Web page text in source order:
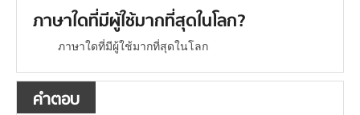
ภาษาใดที่มีผู้ใช้มากที่สุดในโลก?
ภาษาใดที่มีผู้ใช้มากที่สุดในโลก
คำตอบ